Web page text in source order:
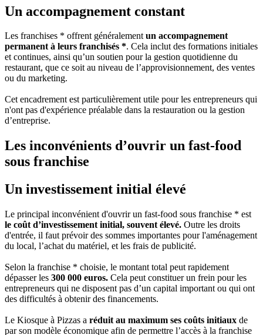
Un accompagnement constant
Les franchises * offrent généralementun accompagnement
permanent à leurs franchisés *. Cela inclut des formations initiales
et continues, ainsi qu’un soutien pour la gestion quotidienne du
restaurant, que ce soit au niveau de l’approvisionnement, des ventes
ou du marketing.
Cet encadrement est particulièrement utile pour les entrepreneurs qui
n'ont pas d'expérience préalable dans la restauration ou la gestion
d’entreprise.
Les inconvénients d’ouvrir un fast-food
sous franchise
Un investissement initial élevé
Le principal inconvénient d'ouvrir un fast-food sous franchise * est
le coût d’investissement initial, souvent élevé. Outre les droits
d'entrée, il faut prévoir des sommes importantes pour l'aménagement
du local, l’achat du matériel, et les frais de publicité.
Selon la franchise * choisie, le montant total peut rapidement
dépasser les 300 000 euros. Cela peut constituer un frein pour les
entrepreneurs qui ne disposent pas d’un capital important ou qui ont
des difficultés à obtenir des financements.
Le Kiosque à Pizzas a réduit au maximum ses coûts initiaux de
par son modèle économique afin de permettre l’accès à la franchise